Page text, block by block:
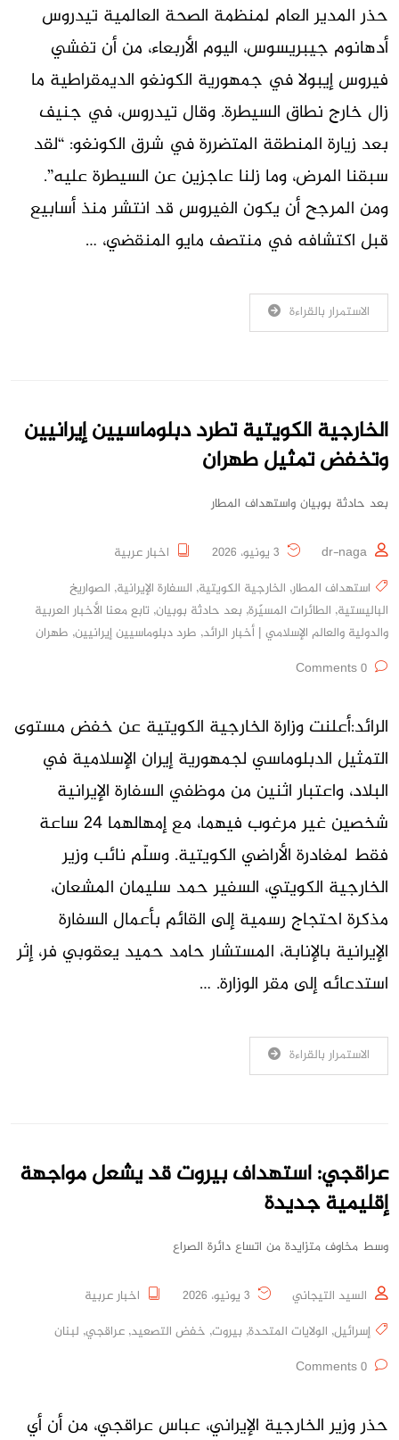
حذر المدير العام لمنظمة الصحة العالمية تيدروس
أدهانوم جيبريسوس، اليوم الأربعاء، من أن تفشي
فيروس إيبولا في جمهورية الكونغو الديمقراطية ما
زال خارج نطاق السيطرة. وقال تيدروس، في جنيف
بعد زيارة المنطقة المتضررة في شرق الكونغو: “لقد
سبقنا المرض، وما زلنا عاجزين عن السيطرة عليه”.
ومن المرجح أن يكون الفيروس قد انتشر منذ أسابيع
قبل اكتشافه في منتصف مايو المنقضي، …
الاستمرار بالقراءة
الخارجية الكويتية تطرد دبلوماسيين إيرانيين
وتخفض تمثيل طهران
بعد حادثة بوبيان واستهداف المطار
dr-naga
اخبار عربية
استهداف المطار, الخارجية الكويتية, السفارة الإيرانية, الصواريخ
الباليستية, الطائرات المسيّرة, بعد حادثة بوبيان, تابع معنا الأخبار العربية
والدولية والعالم الإسلامي | أخبار الرائد, طرد دبلوماسيين إيرانيين, طهران
الرائد:أعلنت وزارة الخارجية الكويتية عن خفض مستوى
التمثيل الدبلوماسي لجمهورية إيران الإسلامية في
البلاد، واعتبار اثنين من موظفي السفارة الإيرانية
شخصين غير مرغوب فيهما، مع إمهالهما 24 ساعة
فقط لمغادرة الأراضي الكويتية. وسلّم نائب وزير
الخارجية الكويتي، السفير حمد سليمان المشعان،
مذكرة احتجاج رسمية إلى القائم بأعمال السفارة
الإيرانية بالإنابة، المستشار حامد حميد يعقوبي فر، إثر
استدعائه إلى مقر الوزارة. …
الاستمرار بالقراءة
عراقجي: استهداف بيروت قد يشعل مواجهة
إقليمية جديدة
وسط مخاوف متزايدة من اتساع دائرة الصراع
السيد التيجاني
اخبار عربية
إسرائيل, الولايات المتحدة, بيروت, خفض التصعيد, عراقجي, لبنان
حذر وزير الخارجية الإيراني، عباس عراقجي، من أن أي